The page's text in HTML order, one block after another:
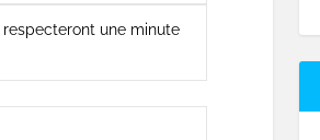
respecteront une minute